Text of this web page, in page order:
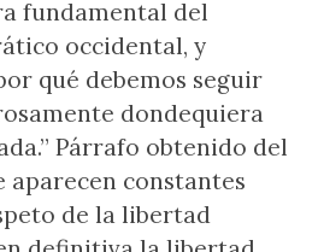
fundamental del
occidental, y
qué debemos seguir
dondequiera
Párrafo obtenido del
aparecen constantes
de la libertad